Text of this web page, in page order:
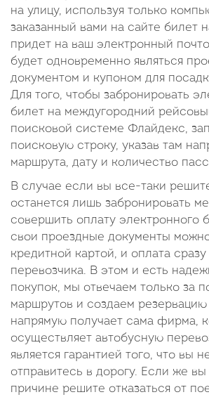
на улицу, используя только
заказанный вами на сайте билет
придет на ваш электронный
будет одновременно являться
документом и купоном для
Для того, чтобы забронировать
билет на междугородний
поисковой системе Флайдекс,
поисковую строку, указав там
маршрута, дату и количество
В случае если вы все-таки
останется лишь забронировать
совершить оплату электронного
свои проездные документы
кредитной картой, и оплата
перевозчика. В этом и есть
покупок, мы отвечаем только за
маршрутов и создаем
напрямую получает сама фирма,
осуществляет автобусную
является гарантией того, что вы
отправитесь в дорогу. Если же
причине решите отказаться от